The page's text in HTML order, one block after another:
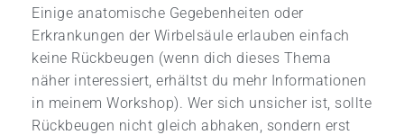
Einige anatomische Gegebenheiten oder
Erkrankungen der Wirbelsäule erlauben einfach
keine Rückbeugen (wenn dich dieses Thema
näher interessiert, erhältst du mehr Informationen
in meinem Workshop). Wer sich unsicher ist, sollte
Rückbeugen nicht gleich abhaken, sondern erst